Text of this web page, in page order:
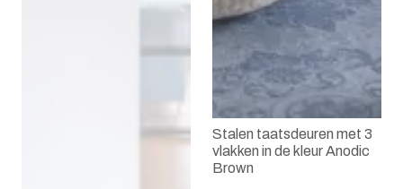
Stalen taatsdeuren met 3
vlakken in de kleur Anodic
Brown